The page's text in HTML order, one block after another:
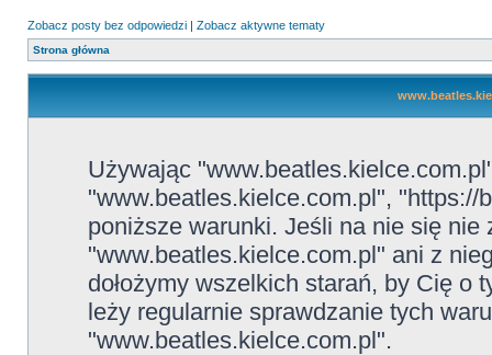
Zobacz posty bez odpowiedzi | Zobacz aktywne tematy
Strona główna
Używając
"www.beatles.kielce.com.pl",
poniższe warunki. Jeśli na nie się
"www.beatles.kielce.com.pl" ani z
dołożymy wszelkich starań, by Cię o
leży regularnie sprawdzanie tych
"www.beatles.kielce.com.pl".